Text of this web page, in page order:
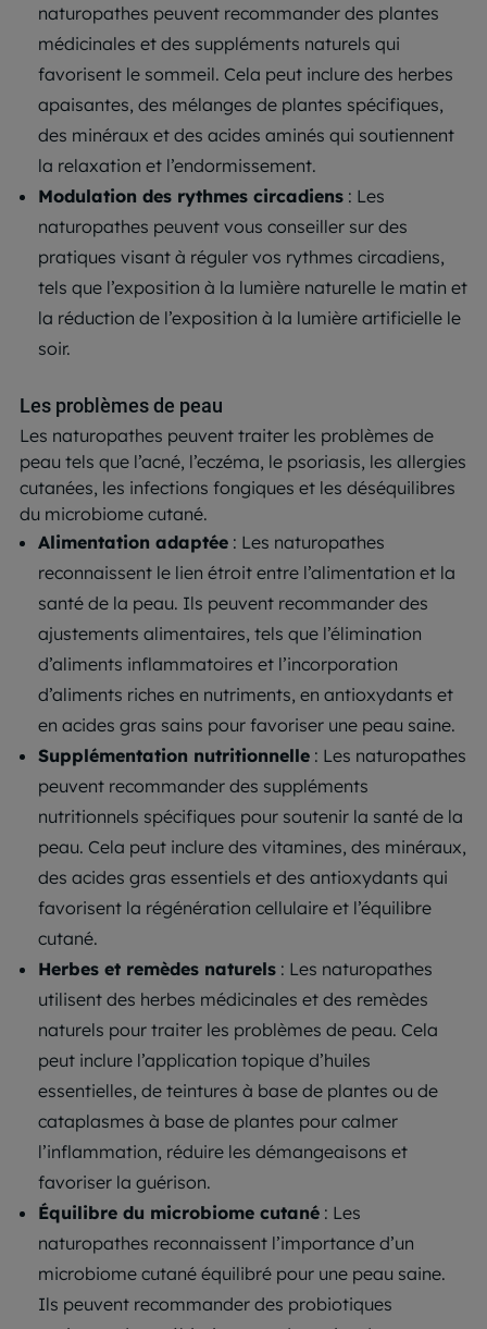
naturopathes peuvent recommander des plantes
médicinales et des suppléments naturels qui
favorisent le sommeil. Cela peut inclure des herbes
apaisantes, des mélanges de plantes spécifiques,
des minéraux et des acides aminés qui soutiennent
la relaxation et l’endormissement.
Modulation des rythmes circadiens : Les
naturopathes peuvent vous conseiller sur des
pratiques visant à réguler vos rythmes circadiens,
tels que l’exposition à la lumière naturelle le matin et
la réduction de l’exposition à la lumière artificielle le
soir.
Les problèmes de peau
Les naturopathes peuvent traiter les problèmes de
peau tels que l’acné, l’eczéma, le psoriasis, les allergies
cutanées, les infections fongiques et les déséquilibres
du microbiome cutané.
Alimentation adaptée : Les naturopathes
reconnaissent le lien étroit entre l’alimentation et la
santé de la peau. Ils peuvent recommander des
ajustements alimentaires, tels que l’élimination
d’aliments inflammatoires et l’incorporation
d’aliments riches en nutriments, en antioxydants et
en acides gras sains pour favoriser une peau saine.
Supplémentation nutritionnelle : Les naturopathes
peuvent recommander des suppléments
nutritionnels spécifiques pour soutenir la santé de la
peau. Cela peut inclure des vitamines, des minéraux,
des acides gras essentiels et des antioxydants qui
favorisent la régénération cellulaire et l’équilibre
cutané.
Herbes et remèdes naturels : Les naturopathes
utilisent des herbes médicinales et des remèdes
naturels pour traiter les problèmes de peau. Cela
peut inclure l’application topique d’huiles
essentielles, de teintures à base de plantes ou de
cataplasmes à base de plantes pour calmer
l’inflammation, réduire les démangeaisons et
favoriser la guérison.
Équilibre du microbiome cutané : Les
naturopathes reconnaissent l’importance d’un
microbiome cutané équilibré pour une peau saine.
Ils peuvent recommander des probiotiques